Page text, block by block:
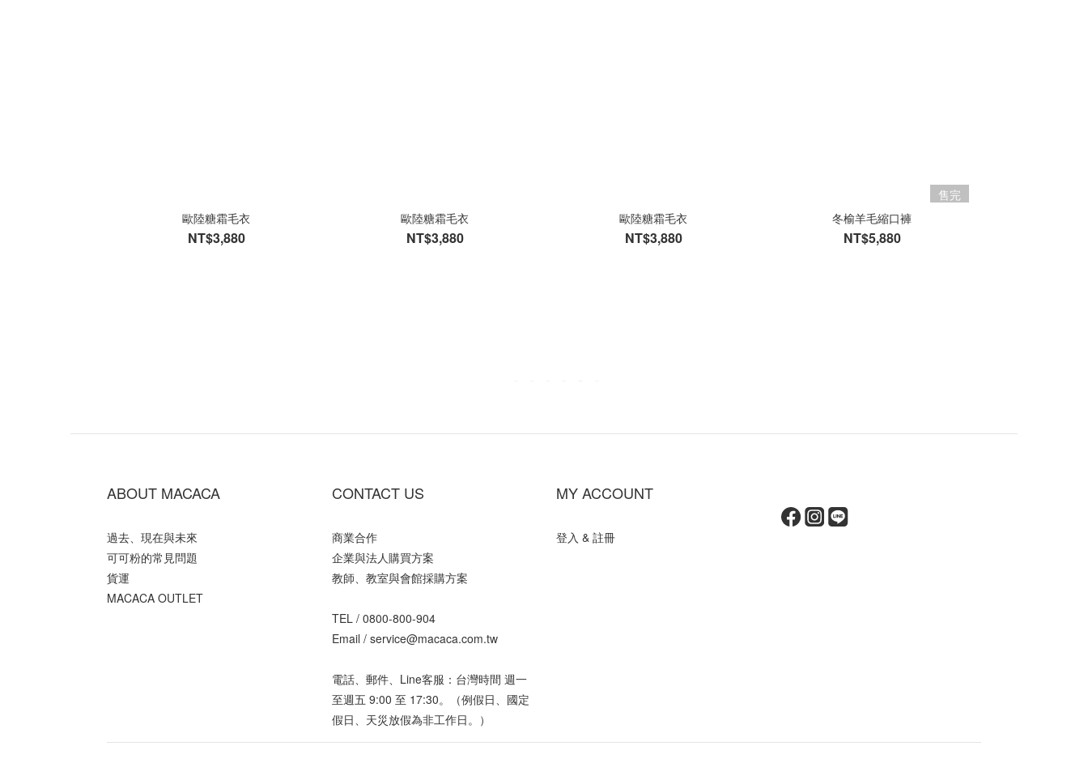
歐陸糖霜毛衣
NT$3,880
歐陸糖霜毛衣
NT$3,880
歐陸糖霜毛衣
NT$3,880
售完
冬榆羊毛縮口褲
NT$5,880
ABOUT MACACA
過去、現在與未來
可可粉的常見問題
貨運
MACACA OUTLET
CONTACT US
商業合作
企業與法人購買方案
教師、教室與會館採購方案
TEL / 0800-800-904
Email / service@macaca.com.tw
電話、郵件、Line客服：台灣時間 週一
至週五 9:00 至 17:30。（例假日、國定
假日、天災放假為非工作日。）
MY ACCOUNT
登入 & 註冊